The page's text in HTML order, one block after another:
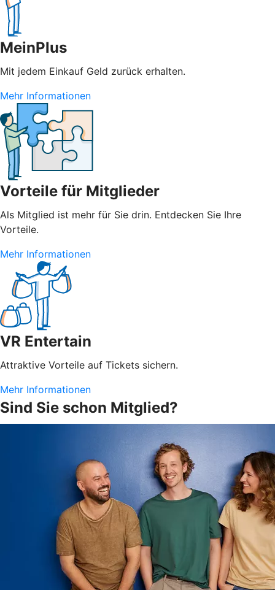
MeinPlus
Mit jedem Einkauf Geld zurück erhalten.
Mehr Informationen
Vorteile für Mitglieder
Als Mitglied ist mehr für Sie drin. Entdecken Sie Ihre
Vorteile.
Mehr Informationen
VR Entertain
Attraktive Vorteile auf Tickets sichern.
Mehr Informationen
Sind Sie schon Mitglied?